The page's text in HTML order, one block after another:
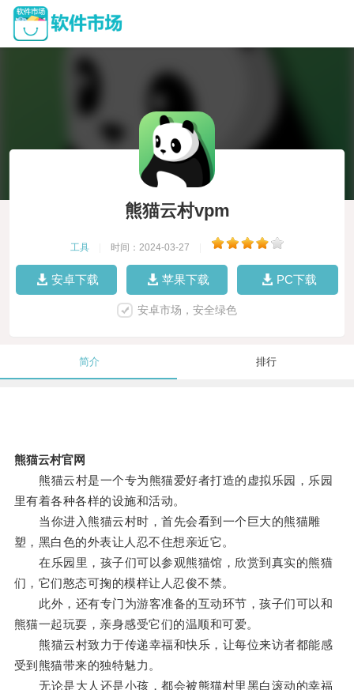
熊猫云村vpm
工具 时间：2024-03-27
安卓下载 苹果下载 PC下载
安卓市场，安全绿色
简介 排行
熊猫云村官网
熊猫云村是一个专为熊猫爱好者打造的虚拟乐园，乐园
里有着各种各样的设施和活动。
当你进入熊猫云村时，首先会看到一个巨大的熊猫雕
塑，黑白色的外表让人忍不住想亲近它。
在乐园里，孩子们可以参观熊猫馆，欣赏到真实的熊猫
们，它们憨态可掬的模样让人忍俊不禁。
此外，还有专门为游客准备的互动环节，孩子们可以和
熊猫一起玩耍，亲身感受它们的温顺和可爱。
熊猫云村致力于传递幸福和快乐，让每位来访者都能感
受到熊猫带来的独特魅力。
无论是大人还是小孩，都会被熊猫村里黑白滚动的幸福